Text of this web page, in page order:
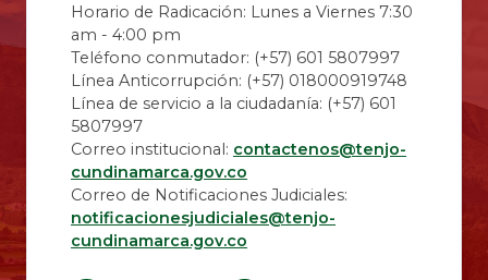
Horario de Radicación: Lunes a Viernes 7:30
am - 4:00 pm
Teléfono conmutador: (+57) 601 5807997
Línea Anticorrupción: (+57) 018000919748
Línea de servicio a la ciudadanía: (+57) 601
5807997
Correo institucional: contactenos@tenjo-
cundinamarca.gov.co
Correo de Notificaciones Judiciales:
notificacionesjudiciales@tenjo-
cundinamarca.gov.co​